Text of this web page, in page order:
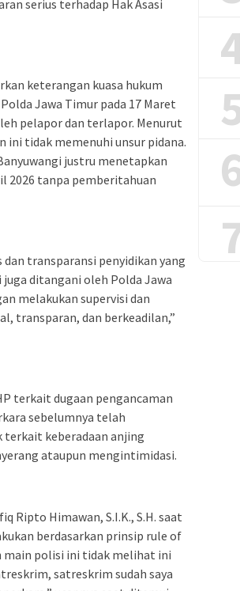
serius terhadap Hak Asasi
keterangan kuasa hukum
Jawa Timur pada 17 Maret
pelapor dan terlapor. Menurut
ini tidak memenuhi unsur pidana.
justru menetapkan
2026 tanpa pemberitahuan
transparansi penyidikan yang
ditangani oleh Polda Jawa
melakukan supervisi dan
transparan, dan berkeadilan,”
terkait dugaan pengancaman
sebelumnya telah
terkait keberadaan anjing
ataupun mengintimidasi.
Ripto Himawan, S.I.K., S.H. saat
berdasarkan prinsip rule of
main polisi ini tidak melihat ini
satreskrim sudah saya